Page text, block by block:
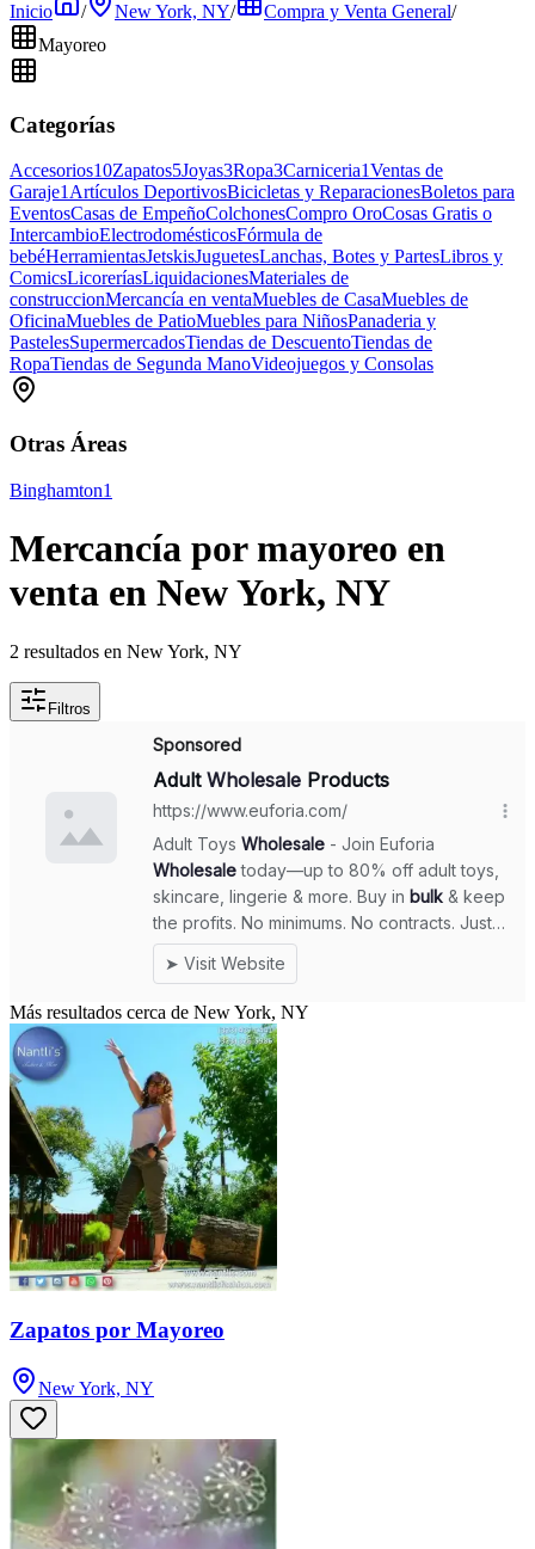
Inicio
/ New York, NY/ Compra y Venta General/
Mayoreo
Categorías
Accesorios10Zapatos5Joyas3Ropa3Carniceria1Ventas de
Garaje1Artículos DeportivosBicicletas y ReparacionesBoletos para
EventosCasas de EmpeñoColchonesCompro OroCosas Gratis o
IntercambioElectrodomésticosFórmula de
bebéHerramientasJetskisJuguetesLanchas, Botes y PartesLibros y
ComicsLicoreríasLiquidacionesMateriales de
construccionMercancía en ventaMuebles de CasaMuebles de
OficinaMuebles de PatioMuebles para NiñosPanaderia y
PastelesSupermercadosTiendas de DescuentoTiendas de
RopaTiendas de Segunda ManoVideojuegos y Consolas
Otras Áreas
Binghamton1
Mercancía por mayoreo en
venta en New York, NY
2 resultados en New York, NY
Filtros
Más resultados cerca de New York, NY
Zapatos por Mayoreo
New York, NY